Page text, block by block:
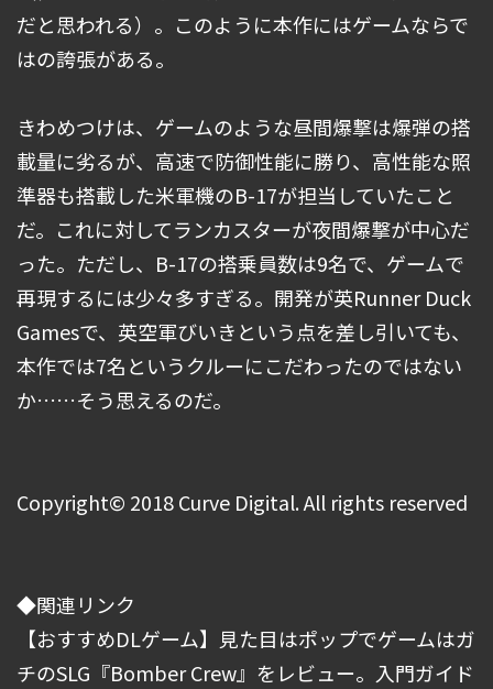
だと思われる）。このように本作にはゲームならで
はの誇張がある。
きわめつけは、ゲームのような昼間爆撃は爆弾の搭
載量に劣るが、高速で防御性能に勝り、高性能な照
準器も搭載した米軍機のB-17が担当していたこと
だ。これに対してランカスターが夜間爆撃が中心だ
った。ただし、B-17の搭乗員数は9名で、ゲームで
再現するには少々多すぎる。開発が英Runner Duck
Gamesで、英空軍びいきという点を差し引いても、
本作では7名というクルーにこだわったのではない
か……そう思えるのだ。
Copyright© 2018 Curve Digital. All rights reserved
◆関連リンク
【おすすめDLゲーム】見た目はポップでゲームはガ
チのSLG『Bomber Crew』をレビュー。入門ガイド